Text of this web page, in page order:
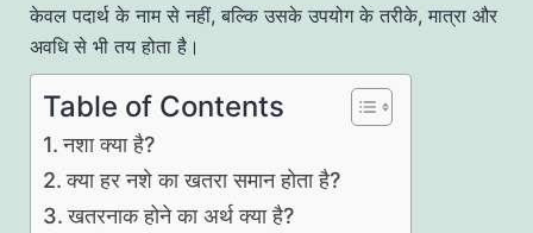
केवल पदार्थ के नाम से नहीं, बल्कि उसके उपयोग के तरीके, मात्रा और
अवधि से भी तय होता है।
Table of Contents
नशा क्या है?
क्या हर नशे का खतरा समान होता है?
खतरनाक होने का अर्थ क्या है?